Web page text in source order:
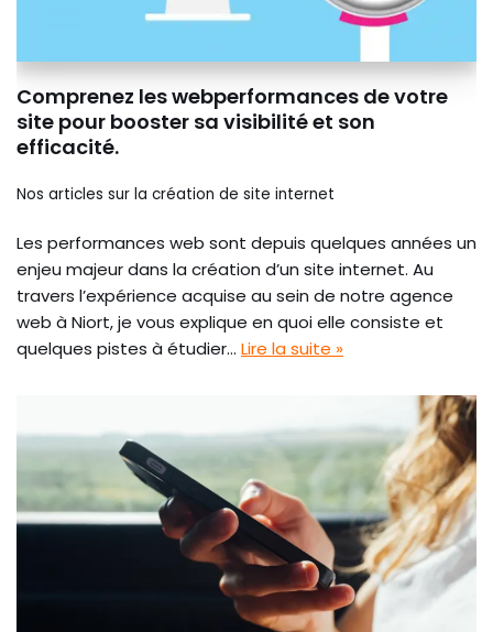
Comprenez les webperformances de votre
site pour booster sa visibilité et son
efficacité.
Nos articles sur la création de site internet
Les performances web sont depuis quelques années un
enjeu majeur dans la création d’un site internet. Au
travers l’expérience acquise au sein de notre agence
web à Niort, je vous explique en quoi elle consiste et
quelques pistes à étudier… Lire la suite »